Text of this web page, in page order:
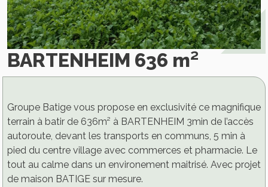
BARTENHEIM 636 m²
Groupe Batige vous propose en exclusivité ce magnifique
terrain à batir de 636m² à BARTENHEIM 3min de l’accès
autoroute, devant les transports en communs, 5 min à
pied du centre village avec commerces et pharmacie. Le
tout au calme dans un environement maitrisé. Avec projet
de maison BATIGE sur mesure.